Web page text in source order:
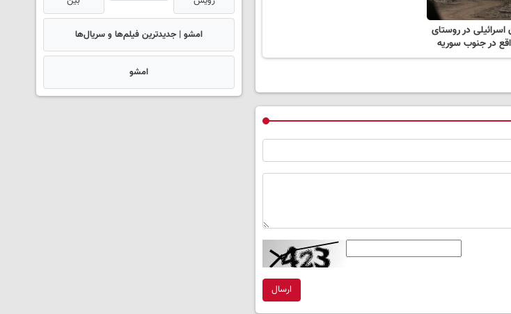
در روستای
در جنوب سوریه
ارسال
امشو | جدیدترین فیلم‌ها و سریال‌ها
امشو